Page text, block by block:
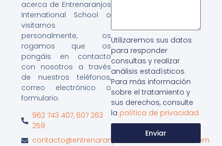
acerca de Entrenaranjos
International School o
visitarnos
personalmente, os
rogamos que os
pongáis en contacto
con nosotros a través
de nuestros teléfonos,
correo electrónico o
formulario.
962 743 407, 607 263
259
contacto@entrenaranjosinternationalschool.com
Utilizaremos sus datos
para responder
consultas y realizar
análisis estadísticos.
Para más información
sobre el tratamiento y
sus derechos, consulte
la política de privacidad
Enviar